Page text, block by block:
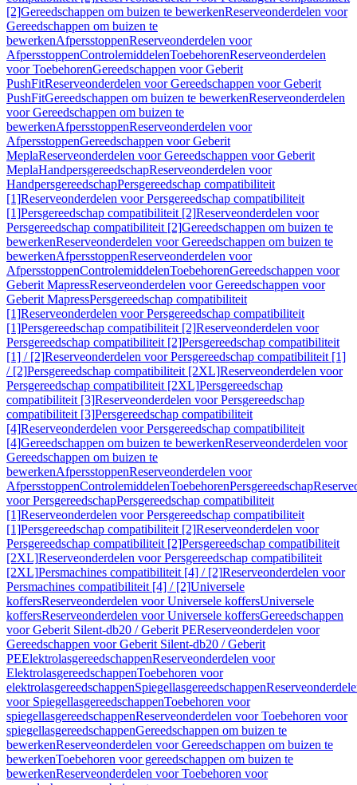
[2]Gereedschappen om buizen te bewerkenReserveonderdelen voor
Gereedschappen om buizen te
bewerkenAfpersstoppenReserveonderdelen voor
AfpersstoppenControlemiddelenToebehorenReserveonderdelen
voor ToebehorenGereedschappen voor Geberit
PushFitReserveonderdelen voor Gereedschappen voor Geberit
PushFitGereedschappen om buizen te bewerkenReserveonderdelen
voor Gereedschappen om buizen te
bewerkenAfpersstoppenReserveonderdelen voor
AfpersstoppenGereedschappen voor Geberit
MeplaReserveonderdelen voor Gereedschappen voor Geberit
MeplaHandpersgereedschapReserveonderdelen voor
HandpersgereedschapPersgereedschap compatibiliteit
[1]Reserveonderdelen voor Persgereedschap compatibiliteit
[1]Persgereedschap compatibiliteit [2]Reserveonderdelen voor
Persgereedschap compatibiliteit [2]Gereedschappen om buizen te
bewerkenReserveonderdelen voor Gereedschappen om buizen te
bewerkenAfpersstoppenReserveonderdelen voor
AfpersstoppenControlemiddelenToebehorenGereedschappen voor
Geberit MapressReserveonderdelen voor Gereedschappen voor
Geberit MapressPersgereedschap compatibiliteit
[1]Reserveonderdelen voor Persgereedschap compatibiliteit
[1]Persgereedschap compatibiliteit [2]Reserveonderdelen voor
Persgereedschap compatibiliteit [2]Persgereedschap compatibiliteit
[1] / [2]Reserveonderdelen voor Persgereedschap compatibiliteit [1]
/ [2]Persgereedschap compatibiliteit [2XL]Reserveonderdelen voor
Persgereedschap compatibiliteit [2XL]Persgereedschap
compatibiliteit [3]Reserveonderdelen voor Persgereedschap
compatibiliteit [3]Persgereedschap compatibiliteit
[4]Reserveonderdelen voor Persgereedschap compatibiliteit
[4]Gereedschappen om buizen te bewerkenReserveonderdelen voor
Gereedschappen om buizen te
bewerkenAfpersstoppenReserveonderdelen voor
AfpersstoppenControlemiddelenToebehorenPersgereedschap
voor PersgereedschapPersgereedschap compatibiliteit
[1]Reserveonderdelen voor Persgereedschap compatibiliteit
[1]Persgereedschap compatibiliteit [2]Reserveonderdelen voor
Persgereedschap compatibiliteit [2]Persgereedschap compatibiliteit
[2XL]Reserveonderdelen voor Persgereedschap compatibiliteit
[2XL]Persmachines compatibiliteit [4] / [2]Reserveonderdelen voor
Persmachines compatibiliteit [4] / [2]Universele
koffersReserveonderdelen voor Universele koffersUniversele
koffersReserveonderdelen voor Universele koffersGereedschappen
voor Geberit Silent-db20 / Geberit PEReserveonderdelen voor
Gereedschappen voor Geberit Silent-db20 / Geberit
PEElektrolasgereedschappenReserveonderdelen voor
ElektrolasgereedschappenToebehoren voor
elektrolasgereedschappenSpiegellasgereedschappen
voor SpiegellasgereedschappenToebehoren voor
spiegellasgereedschappenReserveonderdelen voor Toebehoren voor
spiegellasgereedschappenGereedschappen om buizen te
bewerkenReserveonderdelen voor Gereedschappen om buizen te
bewerkenToebehoren voor gereedschappen om buizen te
bewerkenReserveonderdelen voor Toebehoren voor